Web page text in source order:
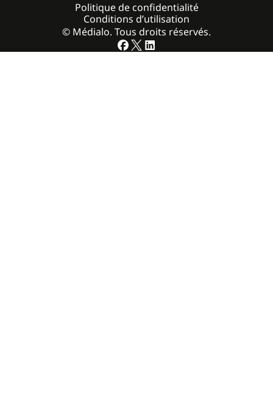
© Médialo. Tous droits réservés.
Politique de confidentialité
Conditions d’utilisation